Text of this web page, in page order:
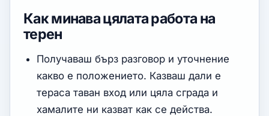
Как минава цялата работа на
терен
Получаваш бърз разговор и уточнение
какво е положението. Казваш дали е
тераса таван вход или цяла сграда и
хамалите ни казват как се действа.